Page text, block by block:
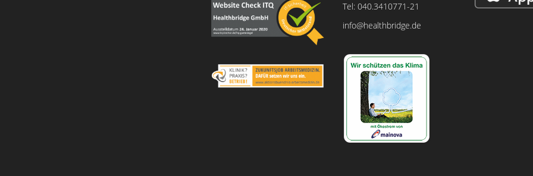
Tel: 040.3410771-21
info@healthbridge.de